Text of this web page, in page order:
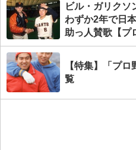
ビル・ガリク
わずか2年で日
助っ人賛歌【プ
【特集】「プ
覧